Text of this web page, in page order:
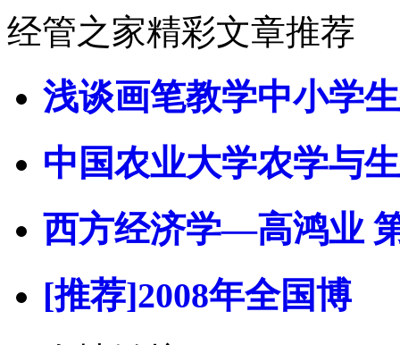
经管之家精彩文章推荐
浅谈画笔教学中小学
中国农业大学农学与
西方经济学—高鸿业
[推荐]2008年全国博